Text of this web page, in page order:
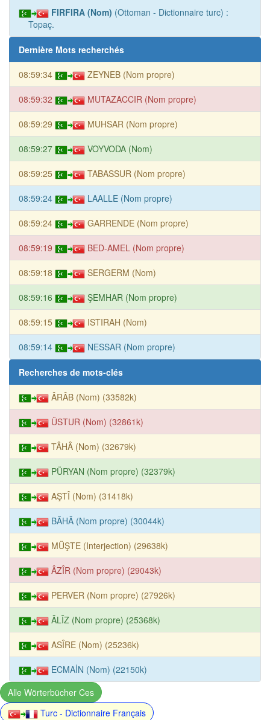
FIRFIRA (Nom) (Ottoman - Dictionnaire turc) :
Topaç.
Dernière Mots recherchés
08:59:34 ZEYNEB (Nom propre)
08:59:32 MUTAZACCIR (Nom propre)
08:59:29 MUHSAR (Nom propre)
08:59:27 VOYVODA (Nom)
08:59:25 TABASSUR (Nom propre)
08:59:24 LAALLE (Nom propre)
08:59:24 GARRENDE (Nom propre)
08:59:19 BED-AMEL (Nom propre)
08:59:18 SERGERM (Nom)
08:59:16 ŞEMHAR (Nom propre)
08:59:15 ISTIRAH (Nom)
08:59:14 NESSAR (Nom propre)
Recherches de mots-clés
ÂRÂB (Nom) (33582k)
ÜSTUR (Nom) (32861k)
TÂHÂ (Nom) (32679k)
PÜRYAN (Nom propre) (32379k)
AŞTÎ (Nom) (31418k)
BÂHÂ (Nom propre) (30044k)
MÜŞTE (Interjection) (29638k)
ÂZÎR (Nom propre) (29043k)
PERVER (Nom propre) (27926k)
ÂLÎZ (Nom propre) (25368k)
ASÎRE (Nom) (25236k)
ECMAİN (Nom) (22150k)
Alle Wörterbücher Ces
Turc - Dictionnaire Français